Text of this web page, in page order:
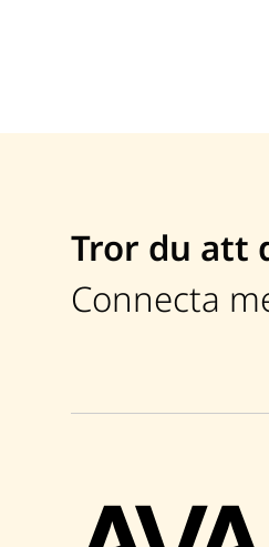
Tror du att
Connecta